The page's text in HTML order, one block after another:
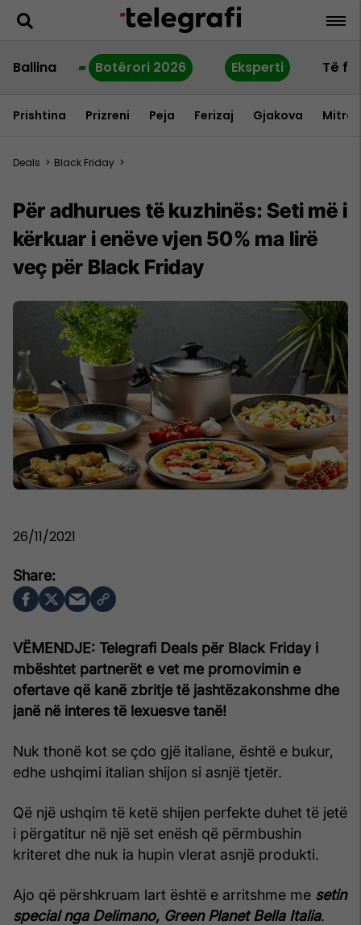
Ballina Botërori 2026 Eksperti Të
Prishtina Prizreni Peja Ferizaj Gjakova
Deals > Black Friday >
Për adhurues të kuzhinës: Seti më i
kërkuar i enëve vjen 50% ma lirë
veç për Black Friday
VËMENDJE: Telegrafi Deals për Black Friday i
mbështet partnerët e vet me promovimin e
ofertave që kanë zbritje të jashtëzakonshme dhe
janë në interes të lexuesve tanë!
Nuk thonë kot se çdo gjë italiane, është e bukur,
edhe ushqimi italian shijon si asnjë tjetër.
Që një ushqim të ketë shijen perfekte duhet të jetë
i përgatitur në një set enësh që përmbushin
kriteret dhe nuk ia hupin vlerat asnjë produkti.
Ajo që përshkruam lart është e arritshme me setin
special nga Delimano, Green Planet Bella Italia.
26/11/2021